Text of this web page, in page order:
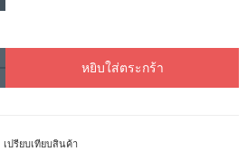
หยิบใส่ตระกร้า
เปรียบเทียบสินค้า